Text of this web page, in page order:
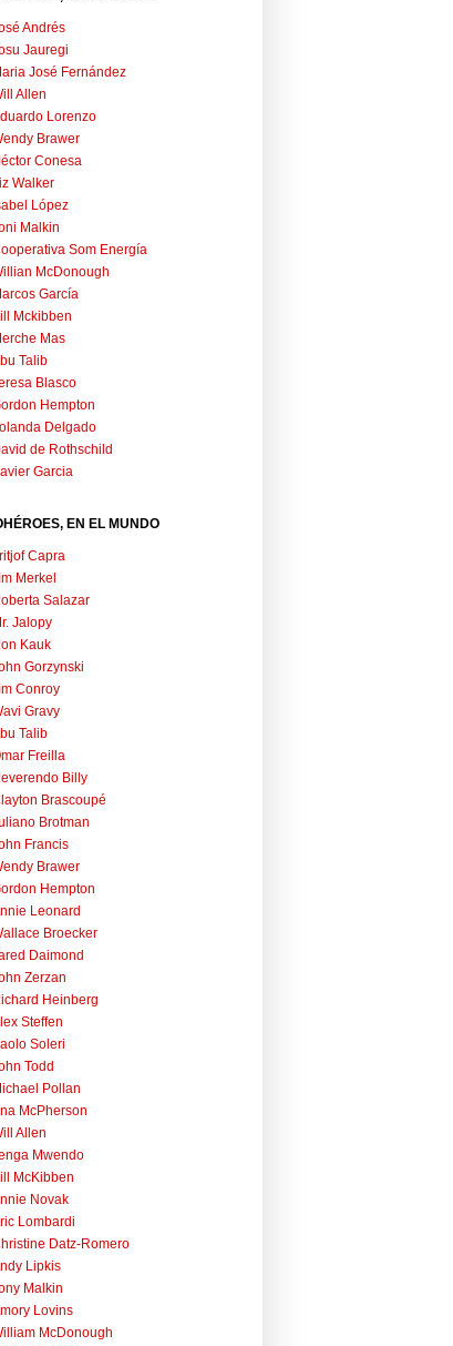
Andrés
Jauregi
José Fernández
Allen
Lorenzo
Brawer
Conesa
Walker
López
Malkin
Som Energía
McDonough
García
Mckibben
Mas
Talib
Blasco
Hempton
Delgado
de Rothschild
Garcia
EN EL MUNDO
Capra
Merkel
Salazar
Jalopy
Kauk
Gorzynski
Conroy
Gravy
Talib
Freilla
Billy
Brascoupé
Brotman
Francis
Brawer
Hempton
Leonard
Broecker
Daimond
Zerzan
Heinberg
Steffen
Soleri
Todd
Pollan
McPherson
Allen
Mwendo
McKibben
Novak
Lombardi
Datz-Romero
Lipkis
Malkin
Lovins
McDonough